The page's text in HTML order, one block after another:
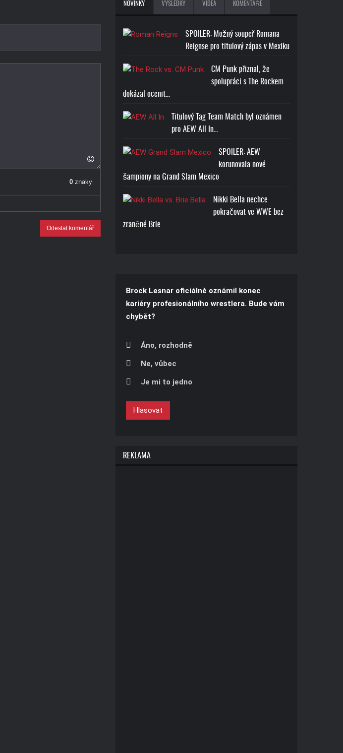
0 znaky
Odeslat komentář
NOVINKY VÝSLEDKY VIDEA KOMENTÁŘE
SPOILER: Možný soupeř Romana
Reignse pro titulový zápas v Mexiku
CM Punk přiznal, že
spolupráci s The Rockem
dokázal ocenit…
Titulový Tag Team Match byl oznámen
pro AEW All In…
SPOILER: AEW
korunovala nové
šampiony na Grand Slam Mexico
Nikki Bella nechce
pokračovat ve WWE bez
zraněné Brie
Brock Lesnar oficiálně oznámil konec
kariéry profesionálního wrestlera. Bude vám
chybět?
Áno, rozhodně
Ne, vůbec
Je mi to jedno
Hlasovat
REKLAMA